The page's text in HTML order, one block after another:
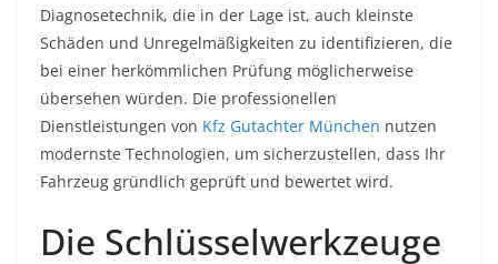
Diagnosetechnik, die in der Lage ist, auch kleinste
Schäden und Unregelmäßigkeiten zu identifizieren, die
bei einer herkömmlichen Prüfung möglicherweise
übersehen würden. Die professionellen
Dienstleistungen von Kfz Gutachter München nutzen
modernste Technologien, um sicherzustellen, dass Ihr
Fahrzeug gründlich geprüft und bewertet wird.
Die Schlüsselwerkzeuge